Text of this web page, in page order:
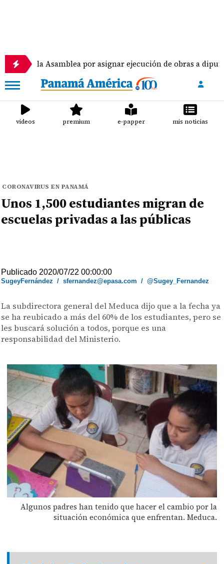
por asignar ejecución de obras a diputados
videos premium e-papper mis noticias
CORONAVIRUS EN PANAMÁ
Unos 1,500 estudiantes migran de
escuelas privadas a las públicas
Publicado 2020/07/22 00:00:00
SugeyFernández /sfernandez@epasa.com /@Sugey_Fernandez
La subdirectora general del Meduca dijo que a la fecha ya
se ha reubicado a más del 60% de los estudiantes, pero se
les buscará solución a todos, porque es una
responsabilidad del Ministerio.
Algunos padres han tenido que hacer el cambio por la
situación económica que enfrentan. Meduca.